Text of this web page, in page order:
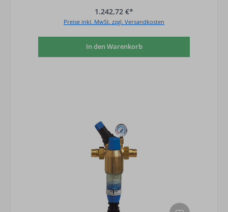
1.242,72 €*
Preise inkl. MwSt. zzgl. Versandkosten
In den Warenkorb